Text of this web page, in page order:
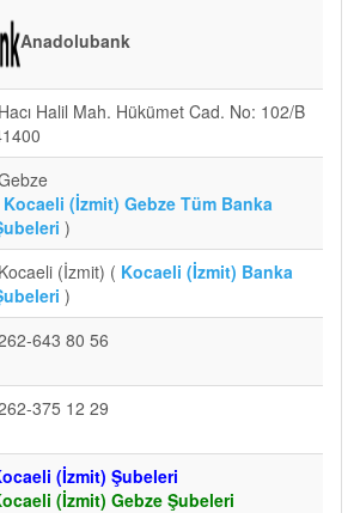
Anadolubank
Hacı Halil Mah. Hükümet Cad. No: 102/B
Kocaeli (İzmit) Gebze Tüm Banka
)
Kocaeli (İzmit) ( Kocaeli (İzmit) Banka
)
643 80 56
375 12 29
(İzmit) Şubeleri
(İzmit) Gebze Şubeleri